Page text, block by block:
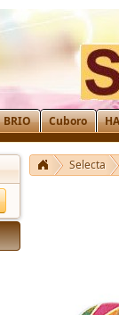
BRIO Cuboro
Selecta